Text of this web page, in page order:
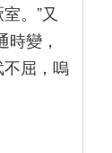
。”又
變，
屈，嗚